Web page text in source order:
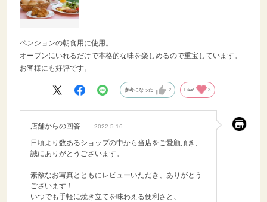
ペンションの朝食用に使用。
オーブンにいれるだけで本格的な味を楽しめるので重宝しています。
お客様にも好評です。
参考になった 2 Like! 3
店舗からの回答 2022.5.16
日頃より数あるショップの中から当店をご愛顧頂き、
誠にありがとうございます。
素敵なお写真とともにレビューいただき、ありがとう
ございます！
いつでも手軽に焼き立てを味わえる便利さと、